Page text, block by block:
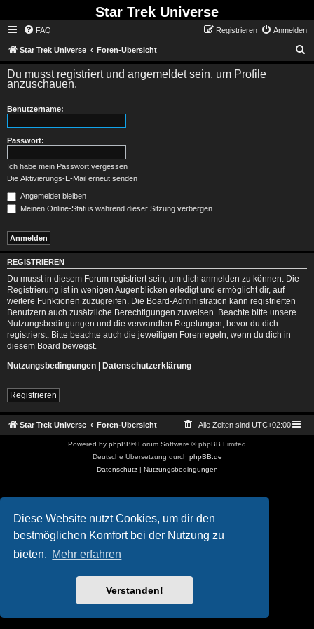
Diese Website nutzt Cookies, um dir den
bestmöglichen Komfort bei der Nutzung zu
bieten. Mehr erfahren
Verstanden!
Star Trek Universe
FAQ Anmelden
Registrieren
Star Trek Universe Foren-Übersicht
Du musst registriert und angemeldet sein, um Profile
anzuschauen.
Benutzername:
Passwort:
Ich habe mein Passwort vergessen
Die Aktivierungs-E-Mail erneut senden
Angemeldet bleiben
Meinen Online-Status während dieser Sitzung verbergen
REGISTRIEREN
Du musst in diesem Forum registriert sein, um dich anmelden zu können. Die
Registrierung ist in wenigen Augenblicken erledigt und ermöglicht dir, auf
weitere Funktionen zuzugreifen. Die Board-Administration kann registrierten
Benutzern auch zusätzliche Berechtigungen zuweisen. Beachte bitte unsere
Nutzungsbedingungen und die verwandten Regelungen, bevor du dich
registrierst. Bitte beachte auch die jeweiligen Forenregeln, wenn du dich in
diesem Board bewegst.
Nutzungsbedingungen | Datenschutzerklärung
Registrieren
Star Trek Universe Foren-Übersicht Alle Zeiten sind UTC+02:00
Powered by phpBB® Forum Software © phpBB Limited
Deutsche Übersetzung durch phpBB.de
Datenschutz| Nutzungsbedingungen